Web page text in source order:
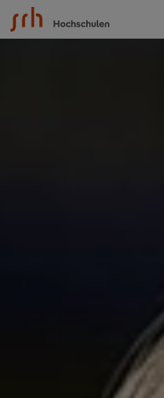
SRH Hochschulen